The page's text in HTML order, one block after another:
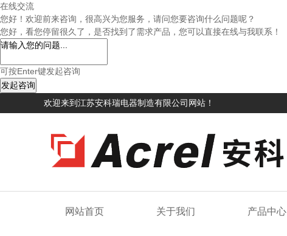
在线交流
您好！欢迎前来咨询，很高兴为您服务，请问您要咨询什么问题呢？
您好，看您停留很久了，是否找到了需求产品，您可以直接在线与我联系！
可按Enter键发起咨询
发起咨询
欢迎来到江苏安科瑞电器制造有限公司网站！
网站首页 关于我们 产品中心